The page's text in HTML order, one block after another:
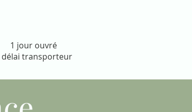
1 jour ouvré
délai transporteur